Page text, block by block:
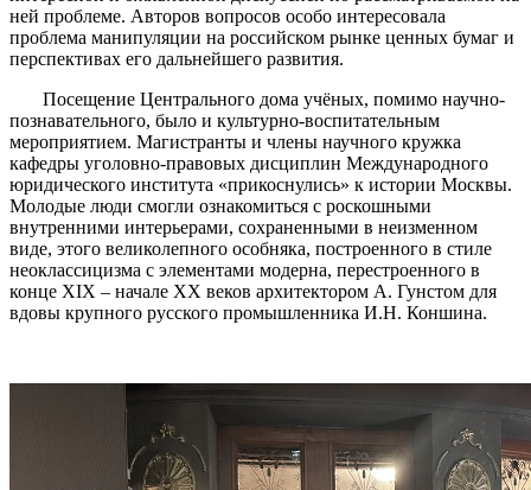
ней проблеме. Авторов вопросов особо интересовала
проблема манипуляции на российском рынке ценных бумаг и
перспективах его дальнейшего развития.
Посещение Центрального дома учёных, помимо научно-
познавательного, было и культурно-воспитательным
мероприятием. Магистранты и члены научного кружка
кафедры уголовно-правовых дисциплин Международного
юридического института «прикоснулись» к истории Москвы.
Молодые люди смогли ознакомиться с роскошными
внутренними интерьерами, сохраненными в неизменном
виде, этого великолепного особняка, построенного в стиле
неоклассицизма с элементами модерна, перестроенного в
конце XIX – начале XX веков архитектором А. Гунстом для
вдовы крупного русского промышленника И.Н. Коншина.